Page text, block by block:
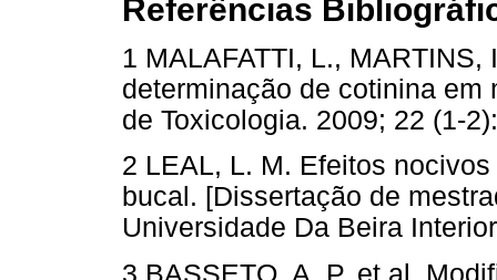
Referências
1 MALAFATTI, L.,
determinação de cotinina
de Toxicologia. 2009; 22
2 LEAL, L. M. Efeitos
bucal. [Dissertação de
Universidade Da Beira
3 BASSETO, A. P. et al.